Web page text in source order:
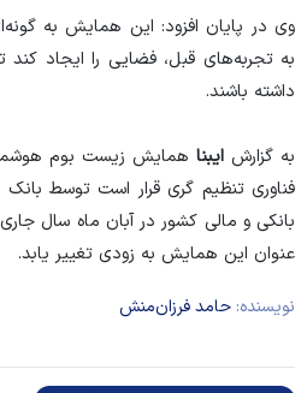
وی در پایان افزود: این همایش به
به تجربه‌های قبل، فضایی را ایجاد کند
داشته باشند.
به گزارش ایبنا همایش زیست بوم
فناوری تنظیم گری قرار است توسط
بانکی و مالی کشور در آبان ماه سال
عنوان این همایش به زودی تغییر یابد.
نویسنده: حامد فرزان‌منش